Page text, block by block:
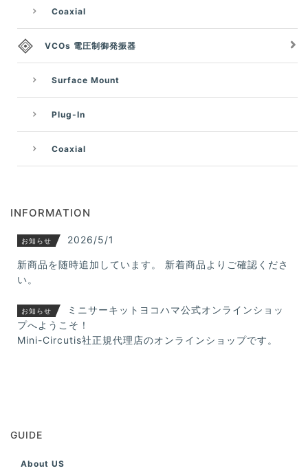
Coaxial
VCOs 電圧制御発振器
Surface Mount
Plug-In
Coaxial
INFORMATION
お知らせ 2026/5/1
新商品を随時追加しています。 新着商品よりご確認くださ
い。
お知らせ
ミニサーキットヨコハマ公式オンラインショッ
プへようこそ！
Mini-Circutis社正規代理店のオンラインショップです。
GUIDE
About US